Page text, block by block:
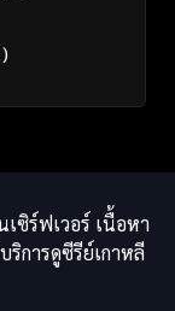
ซิร์ฟเวอร์ เนื้อหา
การดูซีรีย์เกาหลี